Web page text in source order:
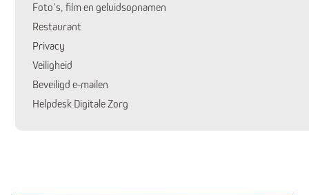
Foto’s, film en geluidsopnamen
Restaurant
Privacy
Veiligheid
Beveiligd e-mailen
Helpdesk Digitale Zorg